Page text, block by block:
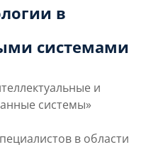
направления
в
системами
и
системы»
в области